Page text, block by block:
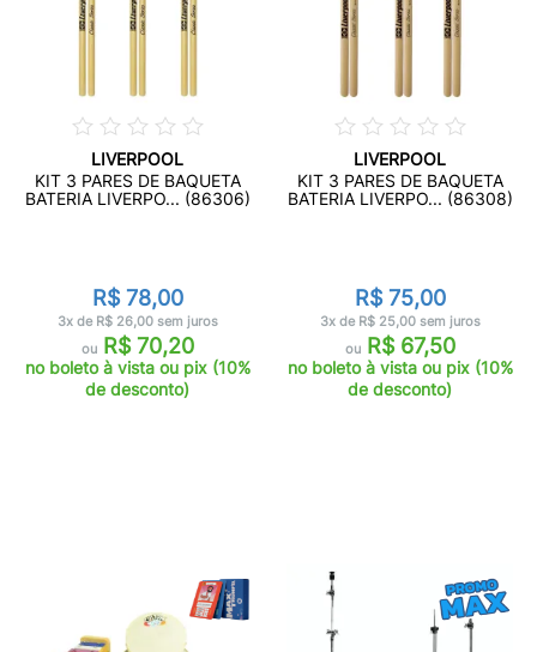
LIVERPOOL
KIT 3 PARES DE BAQUETA
BATERIA LIVERPO... (86306)
R$ 78,00
3x de R$ 26,00 sem juros
ouR$ 70,20
no boleto à vista ou pix (10%
de desconto)
LIVERPOOL
KIT 3 PARES DE BAQUETA
BATERIA LIVERPO... (86308)
R$ 75,00
3x de R$ 25,00 sem juros
ouR$ 67,50
no boleto à vista ou pix (10%
de desconto)